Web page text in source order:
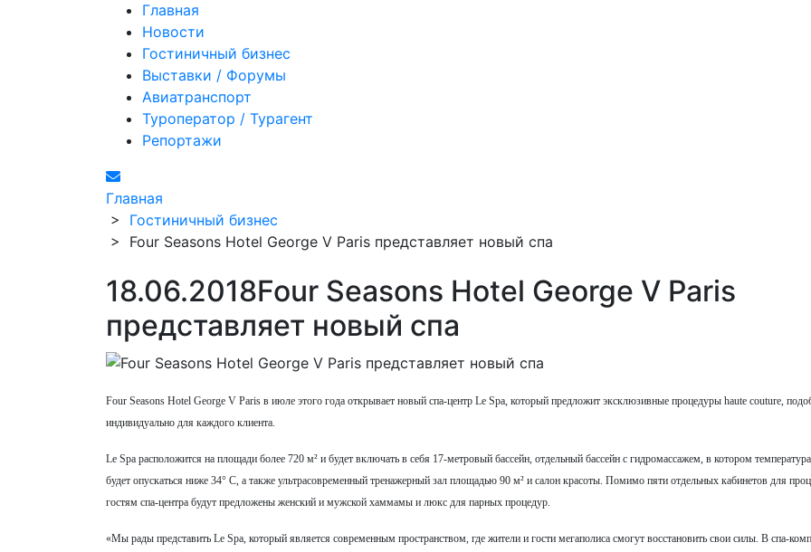
Главная
Новости
Гостиничный бизнес
Выставки / Форумы
Авиатранспорт
Туроператор / Турагент
Репортажи
Главная
> Гостиничный бизнес
> Four Seasons Hotel George V Paris представляет новый спа
18.06.2018Four Seasons Hotel George V Paris
представляет новый спа
Four Seasons Hotel George V Paris в июле этого года открывает новый спа-центр Le Spa, который предложит эксклюзивные процедуры haute couture,
индивидуально для каждого клиента.
Le Spa расположится на площади более 720 м² и будет включать в себя 17-метровый бассейн, отдельный бассейн с гидромассажем, в котором
будет опускаться ниже 34° С, а также ультрасовременный тренажерный зал площадью 90 м² и салон красоты. Помимо пяти отдельных кабинетов для
гостям спа-центра будут предложены женский и мужской хаммамы и люкс для парных процедур.
«Мы рады представить Le Spa, который является современным пространством, где жители и гости мегаполиса смогут восстановить свои силы. В спа-